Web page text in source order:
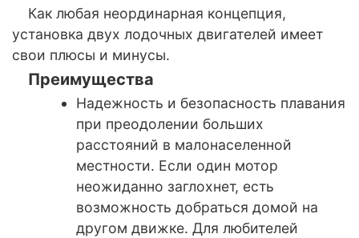
Как любая неординарная концепция,
установка двух лодочных двигателей имеет
свои плюсы и минусы.
Преимущества
Надежность и безопасность плавания
при преодолении больших
расстояний в малонаселенной
местности. Если один мотор
неожиданно заглохнет, есть
возможность добраться домой на
другом движке. Для любителей